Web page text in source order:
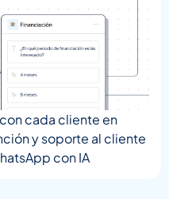
cada cliente en
y soporte al cliente
con IA